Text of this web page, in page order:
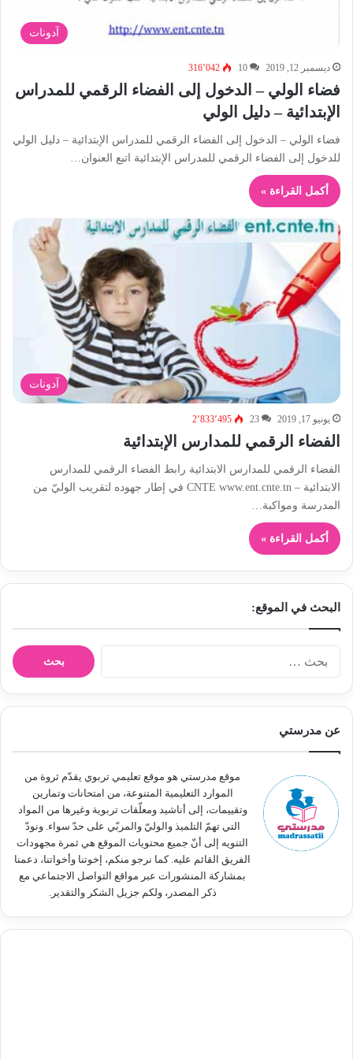
آدونات
ديسمبر 12, 2019 10 316٬042
فضاء الولي – الدخول إلى الفضاء الرقمي للمدراس
الإبتدائية – دليل الولي
فضاء الولي – الدخول إلى الفضاء الرقمي للمدراس الإبتدائية – دليل الولي
للدخول إلى الفضاء الرقمي للمدراس الإبتدائية اتبع العنوان…
أكمل القراءة »
آدونات
يونيو 17, 2019 23 2٬833٬495
الفضاء الرقمي للمدارس الإبتدائية
الفضاء الرقمي للمدارس الابتدائية رابط الفضاء الرقمي للمدارس
الابتدائية – CNTE www.ent.cnte.tn في إطار جهوده لتقريب الوليّ من
المدرسة ومواكبة…
أكمل القراءة »
البحث في الموقع:
ن
عن مدرستي
موقع مدرستي هو موقع تعليمي تربوي يقدّم ثروة من
الموارد التعليمية المتنوعة، من امتحانات وتمارين
وتقييمات، إلى أناشيد ومعلّقات تربوية وغيرها من المواد
التي تهمّ التلميذ والوليّ والمربّي على حدّ سواء. ونودّ
التنويه إلى أنّ جميع محتويات الموقع هي ثمرة مجهودات
الفريق القائم عليه. كما نرجو منكم، إخوتنا وأخواتنا، دعمنا
بمشاركة المنشورات عبر مواقع التواصل الاجتماعي مع
ذكر المصدر، ولكم جزيل الشكر والتقدير.